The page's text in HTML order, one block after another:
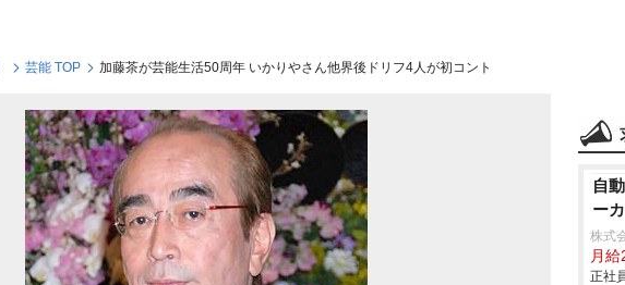
芸能 TOP 加藤茶が芸能生活50周年 いかりやさん他界後ドリフ4人が初コント
自
ー
株式
月
正社